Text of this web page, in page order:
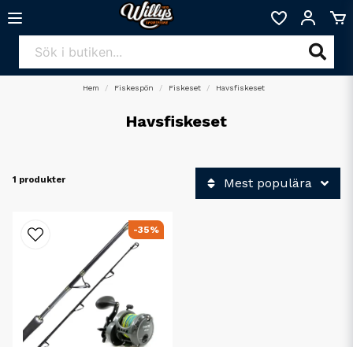
Hem Fiskespön Fiskeset Havsfiskeset
Havsfiskeset
1 produkter Mest populära
-35%